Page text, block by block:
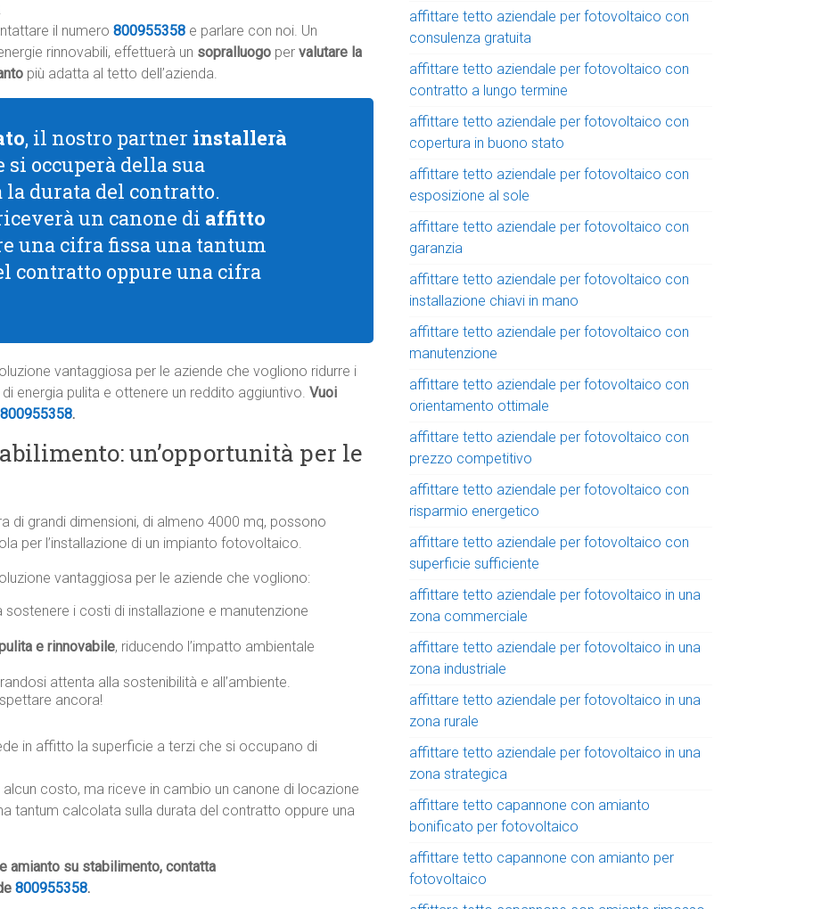
.
il numero 800955358 e parlare con noi. Un
rinnovabili, effettuerà un sopralluogo per valutare la
più adatta al tetto dell’azienda.
, il nostro partner installerà
occuperà della sua
la durata del contratto.
un canone di affitto
una cifra fissa una tantum
contratto oppure una cifra
vantaggiosa per le aziende che vogliono ridurre i
energia pulita e ottenere un reddito aggiuntivo. Vuoi
800955358.
un’opportunità per le
di grandi dimensioni, di almeno 4000 mq, possono
per l’installazione di un impianto fotovoltaico.
vantaggiosa per le aziende che vogliono:
sostenere i costi di installazione e manutenzione
e rinnovabile, riducendo l’impatto ambientale
attenta alla sostenibilità e all’ambiente.
ancora!
in affitto la superficie a terzi che si occupano di
costo, ma riceve in cambio un canone di locazione
tantum calcolata sulla durata del contratto oppure una
amianto su stabilimento, contatta
800955358.
affittare tetto aziendale per fotovoltaico con
consulenza gratuita
affittare tetto aziendale per fotovoltaico con
contratto a lungo termine
affittare tetto aziendale per fotovoltaico con
copertura in buono stato
affittare tetto aziendale per fotovoltaico con
esposizione al sole
affittare tetto aziendale per fotovoltaico con
garanzia
affittare tetto aziendale per fotovoltaico con
installazione chiavi in mano
affittare tetto aziendale per fotovoltaico con
manutenzione
affittare tetto aziendale per fotovoltaico con
orientamento ottimale
affittare tetto aziendale per fotovoltaico con
prezzo competitivo
affittare tetto aziendale per fotovoltaico con
risparmio energetico
affittare tetto aziendale per fotovoltaico con
superficie sufficiente
affittare tetto aziendale per fotovoltaico in una
zona commerciale
affittare tetto aziendale per fotovoltaico in una
zona industriale
affittare tetto aziendale per fotovoltaico in una
zona rurale
affittare tetto aziendale per fotovoltaico in una
zona strategica
affittare tetto capannone con amianto
bonificato per fotovoltaico
affittare tetto capannone con amianto per
fotovoltaico